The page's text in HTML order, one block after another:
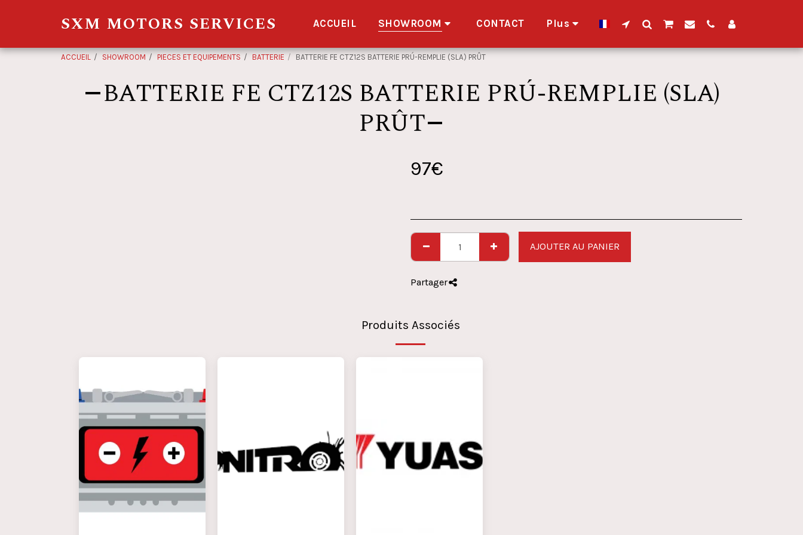
SXM MOTORS SERVICES ACCUEIL SHOWROOM CONTACT Plus
ACCUEIL SHOWROOM PIECES ET EQUIPEMENTS BATTERIE BATTERIE FE CTZ12S BATTERIE PRÚ-REMPLIE (SLA) PRÛT
BATTERIE FE CTZ12S BATTERIE PRÚ-REMPLIE (SLA)
PRÛT
97€
AJOUTER AU PANIER
Partager
Produits Associés